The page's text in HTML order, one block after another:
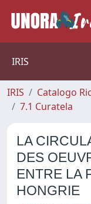
IRIS
IRIS Catalogo
7.1 Curatela
LA
DES
ENTRE LA
HONGRIE